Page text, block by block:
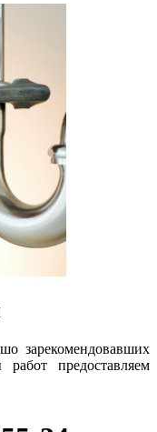
зарекомендовавших
предоставляем